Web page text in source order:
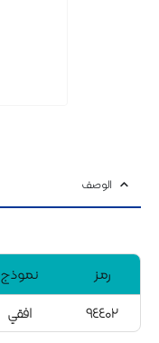
الوصف
رمز نموذج
۹٤٤۰۲
افقي